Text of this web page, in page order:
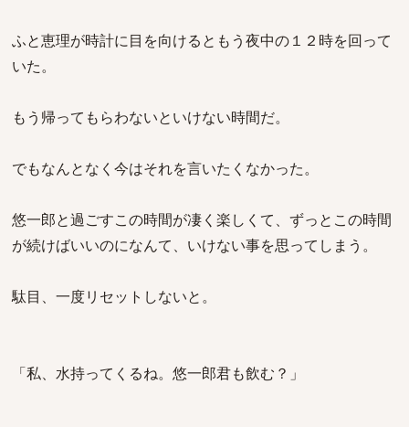
ふと恵理が時計に目を向けるともう夜中の１２時を回って
いた。
もう帰ってもらわないといけない時間だ。
でもなんとなく今はそれを言いたくなかった。
悠一郎と過ごすこの時間が凄く楽しくて、ずっとこの時間
が続けばいいのになんて、いけない事を思ってしまう。
駄目、一度リセットしないと。
「私、水持ってくるね。悠一郎君も飲む？」